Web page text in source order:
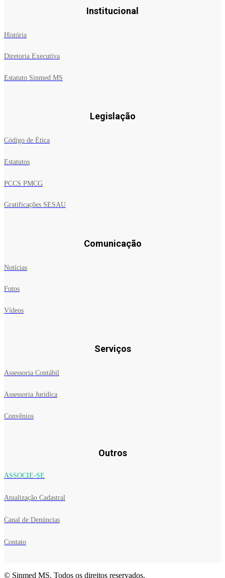
Institucional
História
Diretoria Executiva
Estatuto Sinmed MS
Legislação
Código de Ética
Estatutos
PCCS PMCG
Gratificações SESAU
Comunicação
Notícias
Fotos
Vídeos
Serviços
Assessoria Contábil
Assessoria Jurídica
Convênios
Outros
ASSOCIE-SE
Atualização Cadastral
Canal de Denúncias
Contato
© Sinmed MS. Todos os direitos reservados.